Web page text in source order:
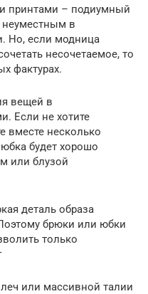
принтами – подиумный
неуместным в
Но, если модница
несочетаемое, то
фактурах.
вещей в
Если не хотите
вместе несколько
будет хорошо
или блузой
деталь образа
брюки или юбки
только
или массивной талии